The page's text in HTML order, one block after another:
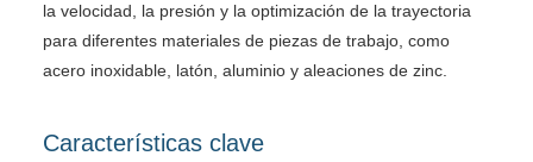
la velocidad, la presión y la optimización de la trayectoria
para diferentes materiales de piezas de trabajo, como
acero inoxidable, latón, aluminio y aleaciones de zinc.
Características clave